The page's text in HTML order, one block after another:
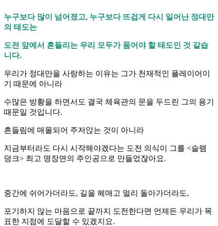
누구보다 많이 넘어졌고, 누구보다 뜨겁게 다시 일어난 정대만
의 태도는
도전 앞에서 흔들리는 우리 모두가 품어야 할 태도인 것 같습
니다.
우리가 정대만을 사랑하는 이유는 그가 천재적인 플레이어이
기 때문에 아니라
수많은 방황을 하면서도 결국 체육관의 문을 두드린 그의 용기
때문일 것입니다.
흔들림에 매몰되어 주저앉는 것이 아니라
지금부터라도 다시 시작해야겠다는 도전 의식이 그를 <슬램
덩크> 최고 명장면의 주인공으로 만들었잖아요.
중간에 쉬어가더라도, 길을 헤매고 멀리 돌아가더라도,
포기하지 않는 마음으로 끝까지 도전한다면 언제든 우리가 목
표한 지점에 도달할 수 있겠지요.